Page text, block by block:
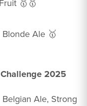
🥇🥇
Ale 🥇
2025
Ale, Strong